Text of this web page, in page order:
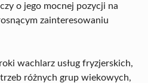
o jego mocnej pozycji na
zainteresowaniu
wachlarz usług fryzjerskich,
różnych grup wiekowych,